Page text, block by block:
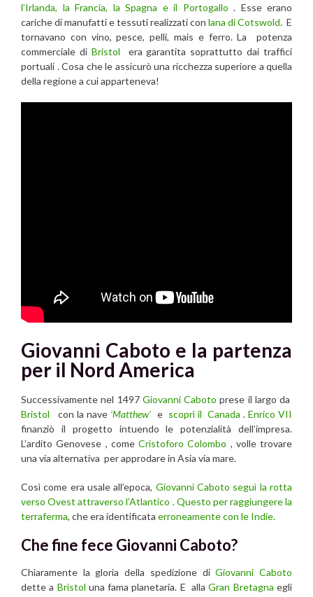
l’Irlanda, la Francia, la Spagna e il Portogallo . Esse erano
cariche di manufatti e tessuti realizzati con lana di Cotswold. E
tornavano con vino, pesce, pelli, mais e ferro. La potenza
commerciale di Bristol era garantita soprattutto dai traffici
portuali . Cosa che le assicurò una ricchezza superiore a quella
della regione a cui apparteneva!
Giovanni Caboto e la partenza
per il Nord America
Successivamente nel 1497 Giovanni Caboto prese il largo da
Bristol con la nave ‘Matthew’ e scoprì il Canada . Enrico VII
finanziò il progetto intuendo le potenzialità dell’impresa.
L’ardito Genovese , come Cristoforo Colombo , volle trovare
una via alternativa per approdare in Asia via mare.
Così come era usale all’epoca, Giovanni Caboto seguì la rotta
verso Ovest attraverso l’Atlantico . Questo per raggiungere la
terraferma, che era identificata erroneamente con le Indie.
Che fine fece Giovanni Caboto?
Chiaramente la gloria della spedizione diGiovanni Caboto
dette a Bristol una fama planetaria. E allaGran Bretagna egli